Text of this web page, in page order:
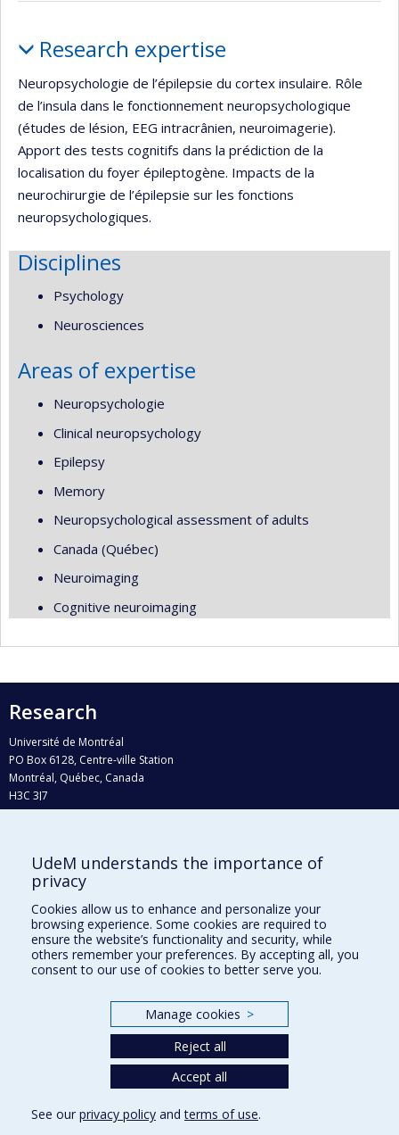
Research expertise
Neuropsychologie de l’épilepsie du cortex insulaire. Rôle
de l’insula dans le fonctionnement neuropsychologique
(études de lésion, EEG intracrânien, neuroimagerie).
Apport des tests cognitifs dans la prédiction de la
localisation du foyer épileptogène. Impacts de la
neurochirurgie de l’épilepsie sur les fonctions
neuropsychologiques.
Disciplines
Psychology
Neurosciences
Areas of expertise
Neuropsychologie
Clinical neuropsychology
Epilepsy
Memory
Neuropsychological assessment of adults
Canada (Québec)
Neuroimaging
Cognitive neuroimaging
Research
Université de Montréal
PO Box 6128, Centre-ville Station
Montréal, Québec, Canada
H3C 3J7
Who does what?
Find us
Site map
Accessibility
UdeM understands the importance of
privacy
Cookies allow us to enhance and personalize your
browsing experience. Some cookies are required to
ensure the website’s functionality and security, while
others remember your preferences. By accepting all, you
consent to our use of cookies to better serve you.
Manage cookies >
Reject all
Accept all
See our privacy policy andterms of use.